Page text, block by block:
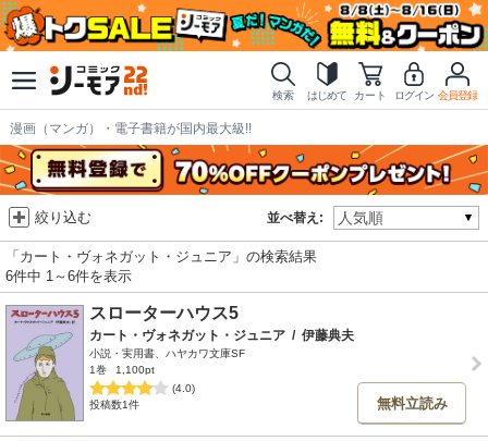
検索 はじめて カート ログイン 会員登録
漫画（マンガ）・電子書籍が国内最大級!!
並べ替え:
絞り込む
「カート・ヴォネガット・ジュニア」の検索結果
6件中 1～6件を表示
スローターハウス5
カート・ヴォネガット・ジュニア / 伊藤典夫
小説・実用書、ハヤカワ文庫SF
1巻
1,100pt
(4.0)
投稿数1件
無料立読み